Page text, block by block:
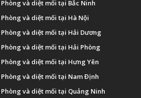
Phòng và diệt mối tại Bắc Ninh
Phòng và diệt mối tại Hà Nội
Phòng và diệt mối tại Hải Dương
Phòng và diệt mối tại Hải Phòng
Phòng và diệt mối tại Hưng Yên
Phòng và diệt mối tại Nam Định
Phòng và diệt mối tại Quảng Ninh